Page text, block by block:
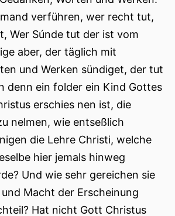
verführen, wer recht tut,
Wer Súnde tut der ist vom
aber, der täglich mit
und Werken sündiget, der tut
denn ein folder ein Kind Gottes
erschies nen ist, die
nelmen, wie entseßlich
die Lehre Christi, welche
hier jemals hinweg
Und wie sehr gereichen sie
Macht der Erscheinung
Hat nicht Gott Christus